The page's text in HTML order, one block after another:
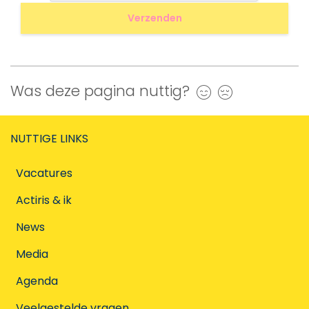
Was deze pagina nuttig? Ja
NUTTIGE LINKS
Vacatures
Actiris & ik
News
Media
Agenda